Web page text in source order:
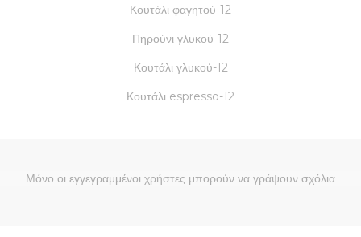
Κουτάλι φαγητού-12
Πηρούνι γλυκού-12
Κουτάλι γλυκού-12
Κουτάλι espresso-12
Μόνο οι εγγεγραμμένοι χρήστες μπορούν να γράψουν σχόλια